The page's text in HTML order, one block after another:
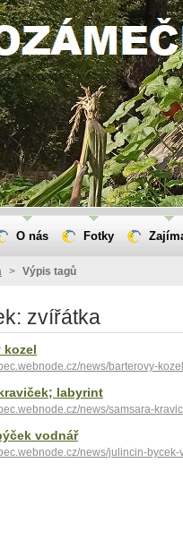
> Výpis tagů
zvířátka
kozel
news/barterovy-
labyrint
news/samsara-
vodnář
news/julincin-bycek-
O nás Fotky